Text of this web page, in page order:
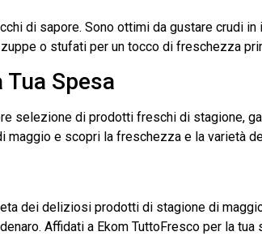
di sapore. Sono ottimi da gustare crudi in
o stufati per un tocco di freschezza
Spesa
selezione di prodotti freschi di stagione,
maggio e scopri la freschezza e la varietà
dei deliziosi prodotti di stagione di
Affidati a Ekom TuttoFresco per la